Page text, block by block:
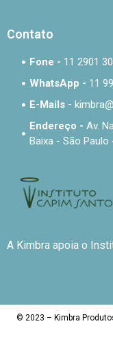
Contato
Fone - 11 2901
WhatsApp - 11
E-Mails -
Endereço -Av.
Baixa - São Paulo
A Kimbra apoia o
© 2023 – Kimbra